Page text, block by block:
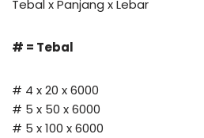
Tebal x Panjang x Lebar
# = Tebal
# 4 x 20 x 6000
# 5 x 50 x 6000
# 5 x 100 x 6000